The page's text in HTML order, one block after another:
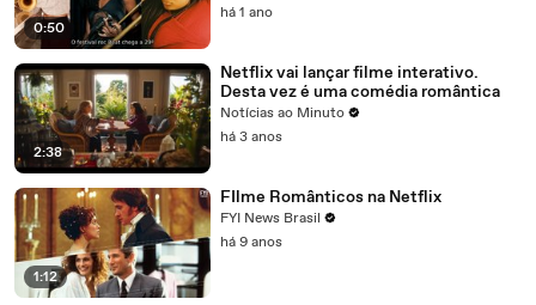
0:50
há 1 ano
2:38
Netflix vai lançar filme interativo.
Desta vez é uma comédia romântica
Notícias ao Minuto
há 3 anos
1:12
FIlme Românticos na Netflix
FYI News Brasil
há 9 anos